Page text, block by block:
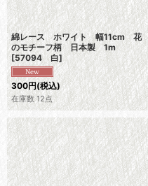
綿レース ホワイト 幅11cm 花
のモチーフ柄 日本製 1m
[57094 白]
300円(税込)
在庫数 12点